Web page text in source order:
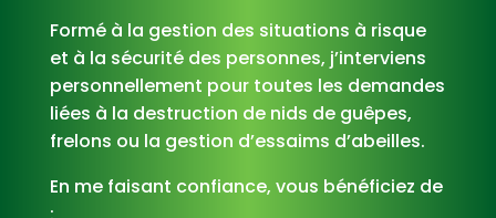
Formé à la gestion des situations à risque
et à la sécurité des personnes, j’interviens
personnellement pour toutes les demandes
liées à la destruction de nids de guêpes,
frelons ou la gestion d’essaims d’abeilles.
En me faisant confiance, vous bénéficiez de